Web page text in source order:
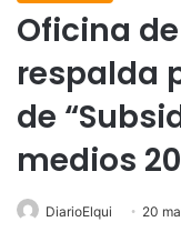
Oficina
respalda
de
medios
DiarioElqui 20